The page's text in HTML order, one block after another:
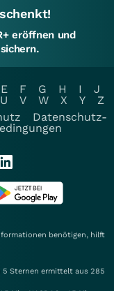
eröffnen und
E F G H I
J
U V W X Y
Z
Datenschutz-
benötigen, hilft
Sternen ermittelt aus 285